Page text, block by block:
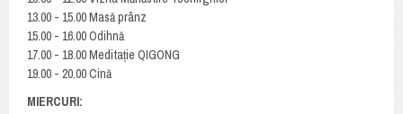
13.00 - 15.00 Masă prânz
15.00 - 16.00 Odihnă
17.00 - 18.00 Meditație QIGONG
19.00 - 20.00 Cină
MIERCURI: